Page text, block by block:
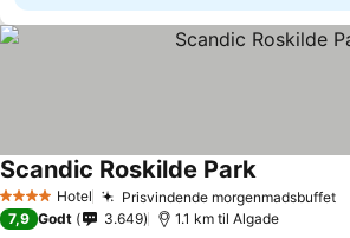
4 StjernerHotel Prisvindende morgenmadsbuffet
Scandic Roskilde Park
7,9 Godt 3.649 1.1 km til Algade